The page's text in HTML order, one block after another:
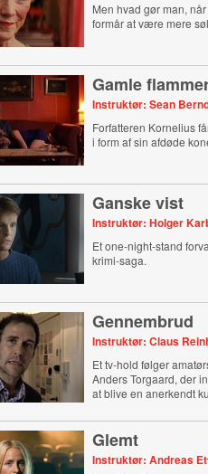
Men hvad gør man,
formår at være mere
Gamle
Instruktør: Sean
Forfatteren Kornelius
i form af sin afdøde
Ganske vist
Instruktør: Holger
Et one-night-stand
krimi-saga.
Gennembrud
Instruktør: Claus
Et tv-hold følger
Anders Torgaard, der
at blive en anerkendt
Glemt
Instruktør: Andreas